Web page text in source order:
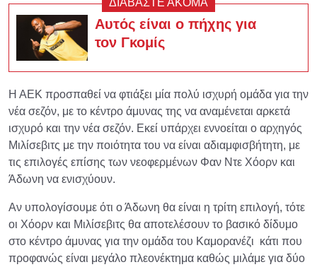
ΔΙΑΒΑΣΤΕ ΑΚΟΜΑ
Αυτός είναι ο πήχης για
τον Γκομίς
Η ΑΕΚ προσπαθεί να φτιάξει μία πολύ ισχυρή ομάδα για την
νέα σεζόν, με το κέντρο άμυνας της να αναμένεται αρκετά
ισχυρό και την νέα σεζόν. Εκεί υπάρχει εννοείται ο αρχηγός
Μιλίσεβιτς με την ποιότητα του να είναι αδιαμφισβήτητη, με
τις επιλογές επίσης των νεοφερμένων Φαν Ντε Χόορν και
Άδωνη να ενισχύουν.
Αν υπολογίσουμε ότι ο Άδωνη θα είναι η τρίτη επιλογή, τότε
οι Χόορν και Μιλίσεβιτς θα αποτελέσουν το βασικό δίδυμο
στο κέντρο άμυνας για την ομάδα του Καμορανέζι κάτι που
προφανώς είναι μεγάλο πλεονέκτημα καθώς μιλάμε για δύο